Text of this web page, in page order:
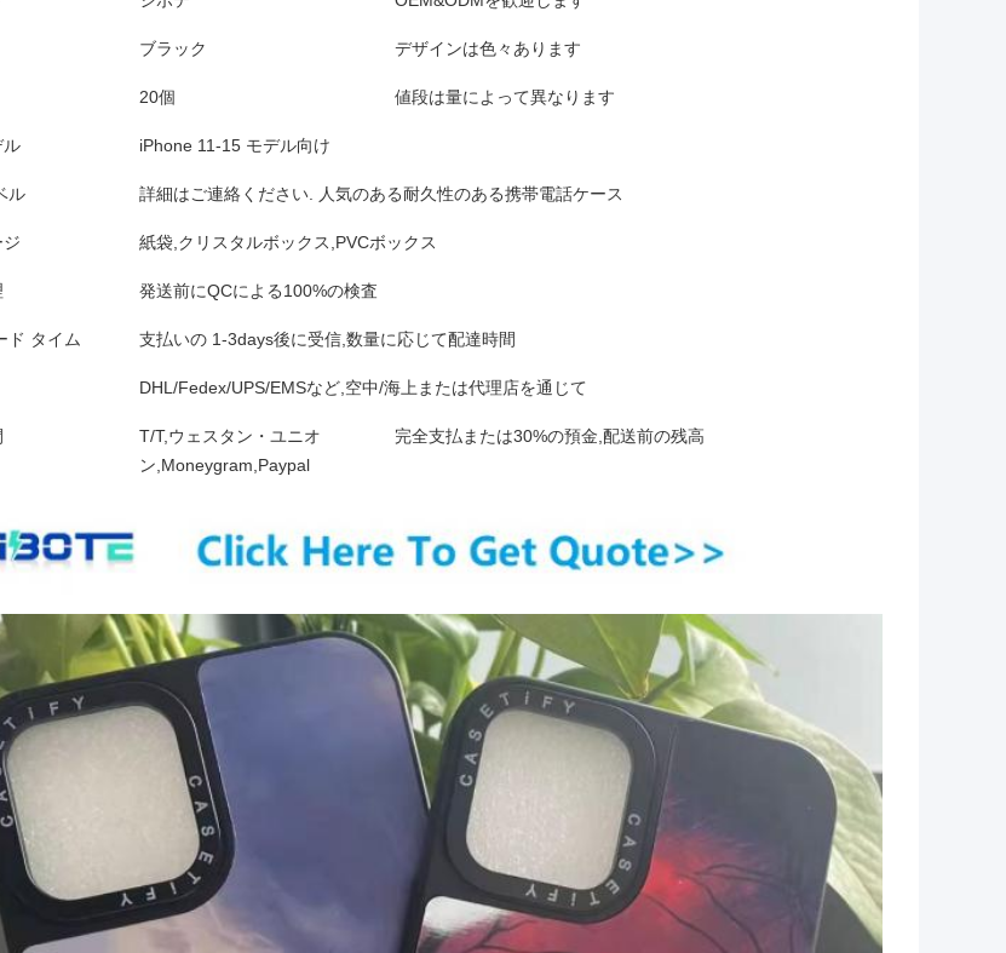
ブラック デザインは色々あります
20個 値段は量によって異なります
ル iPhone 11-15 モデル向け
ル 詳細はご連絡ください. 人気のある耐久性のある携帯電話ケース
紙袋,クリスタルボックス,PVCボックス
発送前にQCによる100%の検査
ド タイム 支払いの 1-3days後に受信,数量に応じて配達時間
DHL/Fedex/UPS/EMSなど,空中/海上または代理店を通じて
T/T,ウェスタン・ユニオ
ン,Moneygram,Paypal
完全支払または30%の預金,配送前の残高